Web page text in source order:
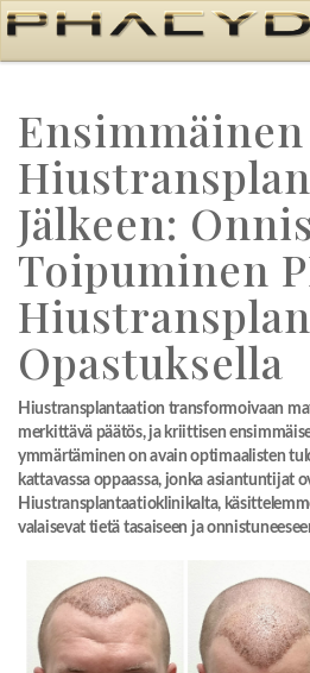
Jälkeen:
Toipuminen
Opastuksella
Hiustransplantaation transformoivaan
merkittävä päätös, ja kriittisen
ymmärtäminen on avain optimaalisten
kattavassa oppaassa, jonka asiantuntijat
Hiustransplantaatioklinikalta,
valaisevat tietä tasaiseen ja